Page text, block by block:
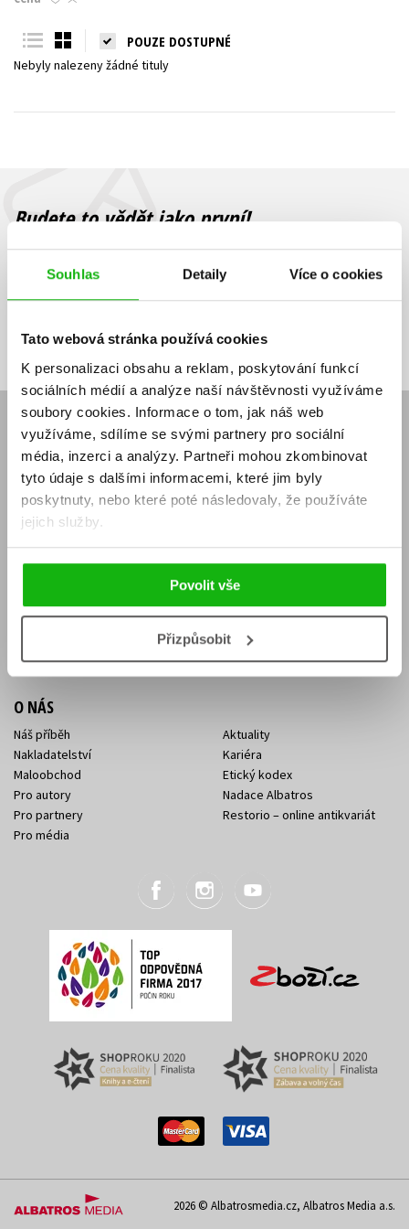
Souhlas Detaily Více o cookies
Tato webová stránka používá cookies
K personalizaci obsahu a reklam, poskytování funkcí
sociálních médií a analýze naší návštěvnosti využíváme
soubory cookies. Informace o tom, jak náš web
využíváme, sdílíme se svými partnery pro sociální
média, inzerci a analýzy. Partneři mohou zkombinovat
tyto údaje s dalšími informacemi, které jim byly
poskytnuty, nebo které poté následovaly, že používáte
jejich služby.
Povolit vše
Přizpůsobit
Young adult (SK)
Všechny tituly
POUZE DOSTUPNÉ
Nebyly nalezeny žádné tituly
Budete to vědět jako první!
Zajímá Vás, jaký knižní hit právě vychází, na jaké zboží je výhodná
sleva, jaká běží soutěž o ceny? Přihlášením k odběru našich e-
souhlasíte se zpracováním osobních údajů
mailová
adresa
mailová
adresa
Vaše e-mailová adresa Přihlásit se
E-SHOP
Aktuality
Naši autoři
Obchodní podmínky
Jak nakoupit
Knižní novinky
Dárkové poukazy
Affiliate program
KONTAKTY
Sídlo společnosti
Kontakty Albatros Media
O NÁS
Náš příběh
Nakladatelství
Maloobchod
Pro autory
Pro partnery
Pro média
Aktuality
Kariéra
Etický kodex
Nadace Albatros
Restorio – online antikvariát
2026 © Albatrosmedia.cz, Albatros Media a.s.